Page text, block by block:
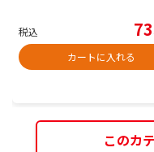
税込
カートに入れる
このカ